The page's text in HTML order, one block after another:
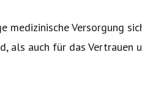
Versorgung
als auch für das Vertrauen